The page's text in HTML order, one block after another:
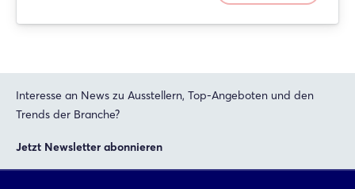
Interesse an News zu Ausstellern, Top-Angeboten und den
Trends der Branche?
Jetzt Newsletter abonnieren